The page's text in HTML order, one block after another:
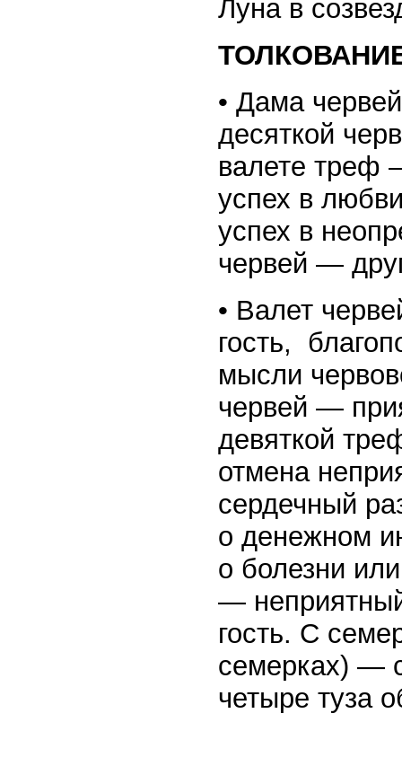
Луна в
• Дама
десяткой
валете треф
успех в
успех в
червей —
• Валет
гость,
мысли
червей —
девяткой
отмена
сердечный
о денежном
о болезни
—
гость. С
семерках) —
четыре туза